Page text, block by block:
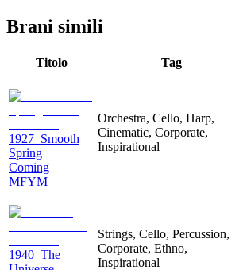
Brani simili
Titolo Tag
1927_Smooth
Spring
Coming
MFYM
Orchestra, Cello, Harp,
Cinematic, Corporate,
Inspirational
1940_The
Strings, Cello, Percussion,
Corporate, Ethno,
Inspirational